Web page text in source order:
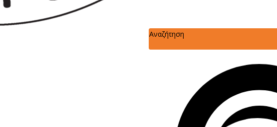
Αναζήτηση